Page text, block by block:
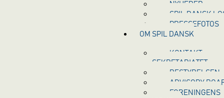
NYHEDER
SPIL DANSK
PRESSEFOTOS
OM SPIL DANSK
KONTAKT
SEKRETARIATET
BESTYRELSEN
ADVISORY
FORENINGENS